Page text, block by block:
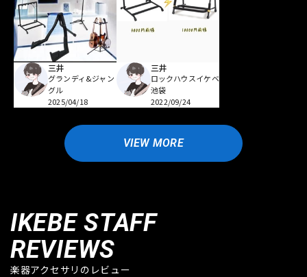
三井
グランディ&ジャン
グル
2025/04/18
三井
ロックハウスイケベ
池袋
2022/09/24
VIEW MORE
IKEBE STAFF
REVIEWS
楽器アクセサリのレビュー